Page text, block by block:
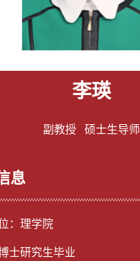
李瑛
副教授 硕士生导师
息
：理学院
士研究生毕业